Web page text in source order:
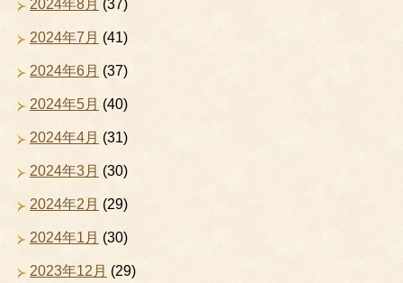
2024年8月 (37)
2024年7月 (41)
2024年6月 (37)
2024年5月 (40)
2024年4月 (31)
2024年3月 (30)
2024年2月 (29)
2024年1月 (30)
2023年12月 (29)